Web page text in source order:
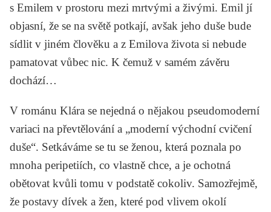
s Emilem v prostoru mezi mrtvými a živými. Emil jí
objasní, že se na světě potkají, avšak jeho duše bude
sídlit v jiném člověku a z Emilova života si nebude
pamatovat vůbec nic. K čemuž v samém závěru
dochází…
V románu Klára se nejedná o nějakou pseudomoderní
variaci na převtělování a „moderní východní cvičení
duše“. Setkáváme se tu se ženou, která poznala po
mnoha peripetiích, co vlastně chce, a je ochotná
obětovat kvůli tomu v podstatě cokoliv. Samozřejmě,
že postavy dívek a žen, které pod vlivem okolí